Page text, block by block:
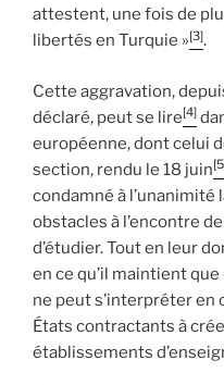
attestent, une fois de
libertés en Turquie »[3].
Cette aggravation,
déclaré, peut se lire[4]
européenne, dont celui
section, rendu le 18 juin
condamné à l’unanimité
obstacles à l’encontre
d’étudier. Tout en leur
en ce qu’il maintient que
ne peut s’interpréter en
États contractants à
établissements